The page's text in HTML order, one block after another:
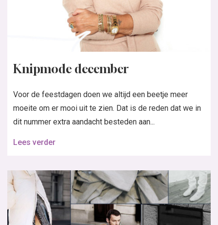
Knipmode december
Voor de feestdagen doen we altijd een beetje meer
moeite om er mooi uit te zien. Dat is de reden dat we in
dit nummer extra aandacht besteden aan...
Lees verder